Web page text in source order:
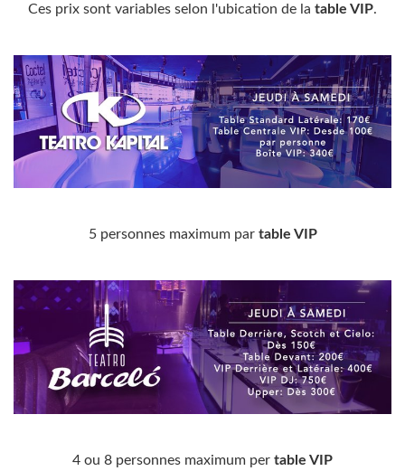
Ces prix sont variables selon l'ubication de la table VIP.
5 personnes maximum par table VIP
4 ou 8 personnes maximum per table VIP